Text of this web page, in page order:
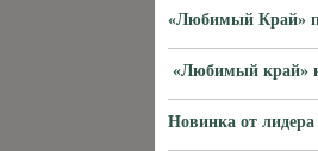
«Любимый Край»
«Любимый край»
Новинка от лидера